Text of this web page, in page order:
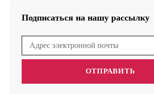
Подписаться на нашу рассылку
ОТПРАВИТЬ